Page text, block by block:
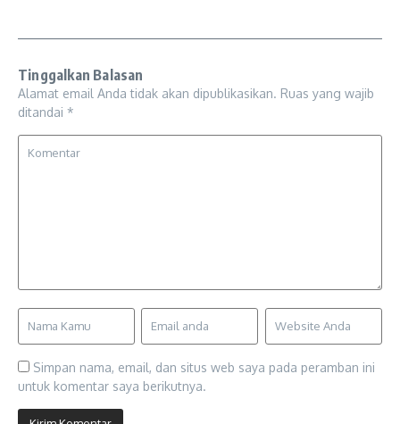
Tinggalkan Balasan
Alamat email Anda tidak akan dipublikasikan. Ruas yang wajib
ditandai *
Simpan nama, email, dan situs web saya pada peramban ini
untuk komentar saya berikutnya.